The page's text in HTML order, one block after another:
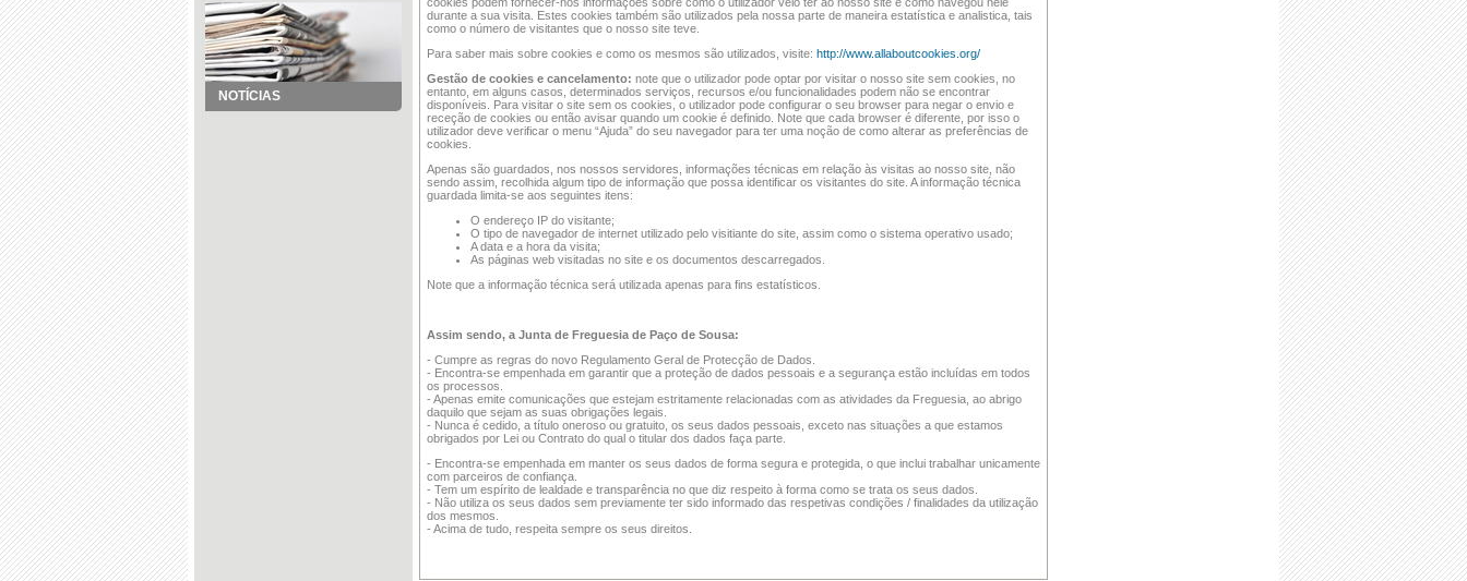
NOTÍCIAS
durante a sua visita. Estes cookies também são utilizados pela nossa parte de maneira estatística e analistica, tais
como o número de visitantes que o nosso site teve.
Para saber mais sobre cookies e como os mesmos são utilizados, visite: http://www.allaboutcookies.org/
Gestão de cookies e cancelamento: note que o utilizador pode optar por visitar o nosso site sem cookies, no
entanto, em alguns casos, determinados serviços, recursos e/ou funcionalidades podem não se encontrar
disponíveis. Para visitar o site sem os cookies, o utilizador pode configurar o seu browser para negar o envio e
receção de cookies ou então avisar quando um cookie é definido. Note que cada browser é diferente, por isso o
utilizador deve verificar o menu “Ajuda” do seu navegador para ter uma noção de como alterar as preferências de
cookies.
Apenas são guardados, nos nossos servidores, informações técnicas em relação às visitas ao nosso site, não
sendo assim, recolhida algum tipo de informação que possa identificar os visitantes do site. A informação técnica
guardada limita-se aos seguintes itens:
O endereço IP do visitante;
O tipo de navegador de internet utilizado pelo visitiante do site, assim como o sistema operativo usado;
A data e a hora da visita;
As páginas web visitadas no site e os documentos descarregados.
Note que a informação técnica será utilizada apenas para fins estatísticos.
Assim sendo, a Junta de Freguesia de Paço de Sousa:
- Cumpre as regras do novo Regulamento Geral de Protecção de Dados.
- Encontra-se empenhada em garantir que a proteção de dados pessoais e a segurança estão incluídas em todos
os processos.
- Apenas emite comunicações que estejam estritamente relacionadas com as atividades da Freguesia, ao abrigo
daquilo que sejam as suas obrigações legais.
- Nunca é cedido, a título oneroso ou gratuito, os seus dados pessoais, exceto nas situações a que estamos
obrigados por Lei ou Contrato do qual o titular dos dados faça parte.
- Encontra-se empenhada em manter os seus dados de forma segura e protegida, o que inclui trabalhar unicamente
com parceiros de confiança.
- Tem um espírito de lealdade e transparência no que diz respeito à forma como se trata os seus dados.
- Não utiliza os seus dados sem previamente ter sido informado das respetivas condições / finalidades da utilização
dos mesmos.
- Acima de tudo, respeita sempre os seus direitos.